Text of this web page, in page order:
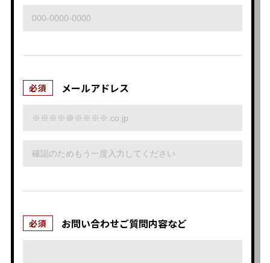
メールアドレス
必須
お問い合わせご質問内容など
必須